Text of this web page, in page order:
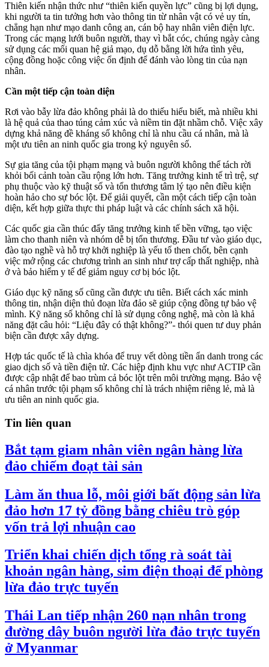
Thiên kiến nhận thức như “thiên kiến quyền lực” cũng bị lợi dụng,
khi người ta tin tưởng hơn vào thông tin từ nhân vật có vẻ uy tín,
chẳng hạn như mạo danh công an, cán bộ hay nhân viên điện lực.
Trong các mạng lưới buôn người, thay vì bắt cóc, chúng ngày càng
sử dụng các mối quan hệ giả mạo, dụ dỗ bằng lời hứa tình yêu,
cộng đồng hoặc công việc ổn định để đánh vào lòng tin của nạn
nhân.
Cần một tiếp cận toàn diện
Rơi vào bẫy lừa đảo không phải là do thiếu hiểu biết, mà nhiều khi
là hệ quả của thao túng cảm xúc và niềm tin đặt nhầm chỗ. Việc xây
dựng khả năng đề kháng số không chỉ là nhu cầu cá nhân, mà là
một ưu tiên an ninh quốc gia trong kỷ nguyên số.
Sự gia tăng của tội phạm mạng và buôn người không thể tách rời
khỏi bối cảnh toàn cầu rộng lớn hơn. Tăng trưởng kinh tế trì trệ, sự
phụ thuộc vào kỹ thuật số và tổn thương tâm lý tạo nên điều kiện
hoàn hảo cho sự bóc lột. Để giải quyết, cần một cách tiếp cận toàn
diện, kết hợp giữa thực thi pháp luật và các chính sách xã hội.
Các quốc gia cần thúc đẩy tăng trưởng kinh tế bền vững, tạo việc
làm cho thanh niên và nhóm dễ bị tổn thương. Đầu tư vào giáo dục,
đào tạo nghề và hỗ trợ khởi nghiệp là yếu tố then chốt, bên cạnh
việc mở rộng các chương trình an sinh như trợ cấp thất nghiệp, nhà
ở và bảo hiểm y tế để giảm nguy cơ bị bóc lột.
Giáo dục kỹ năng số cũng cần được ưu tiên. Biết cách xác minh
thông tin, nhận diện thủ đoạn lừa đảo sẽ giúp cộng đồng tự bảo vệ
mình. Kỹ năng số không chỉ là sử dụng công nghệ, mà còn là khả
năng đặt câu hỏi: “Liệu đây có thật không?”- thói quen tư duy phản
biện cần được xây dựng.
Hợp tác quốc tế là chìa khóa để truy vết dòng tiền ẩn danh trong các
giao dịch số và tiền điện tử. Các hiệp định khu vực như ACTIP cần
được cập nhật để bao trùm cả bóc lột trên môi trường mạng. Bảo vệ
cá nhân trước tội phạm số không chỉ là trách nhiệm riêng lẻ, mà là
ưu tiên an ninh quốc gia.
Tin liên quan
Bắt tạm giam nhân viên ngân hàng lừa
đảo chiếm đoạt tài sản
Làm ăn thua lỗ, môi giới bất động sản lừa
đảo hơn 17 tỷ đồng bằng chiêu trò góp
vốn trả lợi nhuận cao
Triển khai chiến dịch tổng rà soát tài
khoản ngân hàng, sim điện thoại để phòng
lừa đảo trực tuyến
Thái Lan tiếp nhận 260 nạn nhân trong
đường dây buôn người lừa đảo trực tuyến
ở Myanmar